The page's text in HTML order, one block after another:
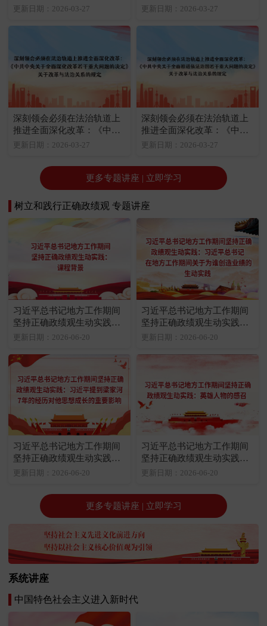
轨道上深化改革体现了习近
更新日期：2026-03-27
理改革与法治的关系是习近
更新日期：2026-03-27
深刻领会必须在法治轨道上
推进全面深化改革：《中共
中央关于全面深化改革若干
与法治关系的规定
更新日期：2026-03-27
深刻领会必须在法治轨道上
推进全面深化改革：《中共
中央关于全面推进依法治国
改革与法治关系的规定
更新日期：2026-03-27
更多专题讲座 | 立即学习
树立和践行正确政绩观 专题讲座
习近平总书记地方工作期间
坚持正确政绩观生动实践：
课程背景
更新日期：2026-06-20
习近平总书记地方工作期间
坚持正确政绩观生动实践：
习近平总书记在地方工作期
实践
更新日期：2026-06-20
习近平总书记地方工作期间
坚持正确政绩观生动实践：
习近平提到梁家河7年的经历
更新日期：2026-06-20
习近平总书记地方工作期间
坚持正确政绩观生动实践：
英雄人物的感召
更新日期：2026-06-20
更多专题讲座 | 立即学习
系统讲座
中国特色社会主义进入新时代